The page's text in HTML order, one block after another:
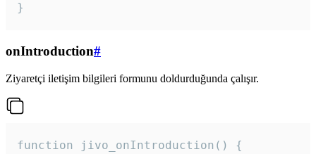
}
onIntroduction#
Ziyaretçi iletişim bilgileri formunu doldurduğunda çalışır.
function jivo_onIntroduction() {